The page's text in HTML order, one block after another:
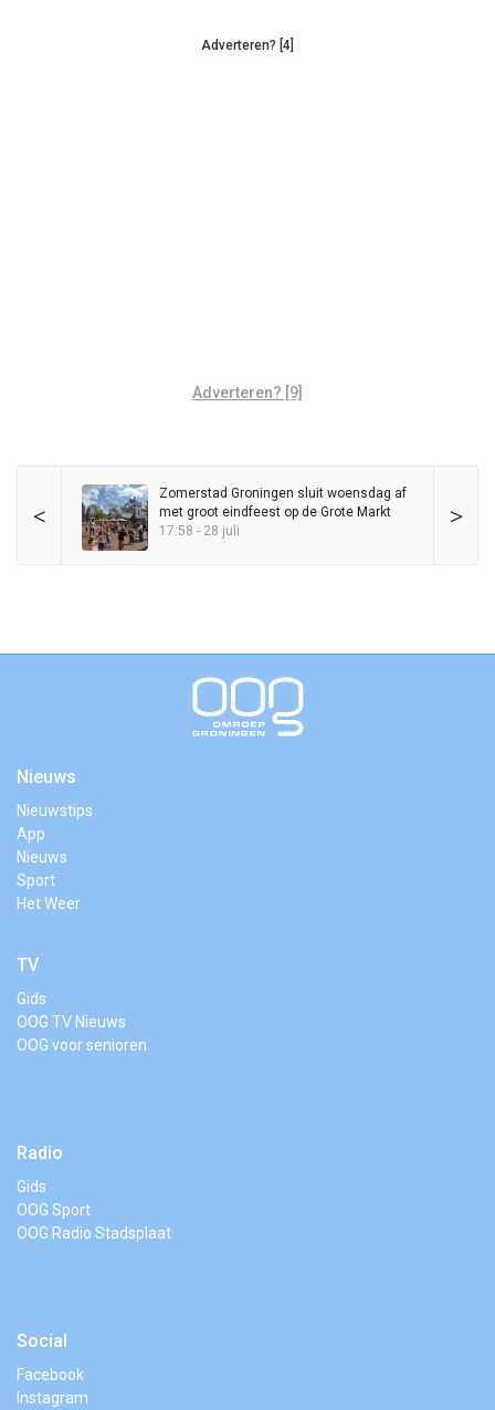
Adverteren? [4]
Adverteren? [9]
< >
Zomerstad Groningen sluit woensdag af
met groot eindfeest op de Grote Markt
17:58 - 28 juli
Nieuws
Nieuwstips
App
Nieuws
Sport
Het Weer
TV
Gids
OOG TV Nieuws
OOG voor senioren
Radio
Gids
OOG Sport
OOG Radio Stadsplaat
Social
Facebook
Instagram